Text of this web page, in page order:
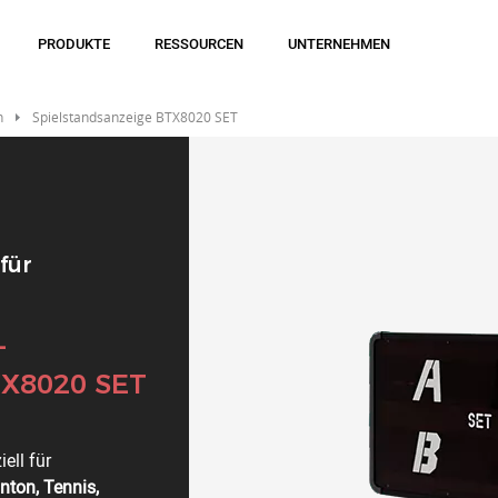
PRODUKTE RESSOURCEN UNTERNEHMEN
Spielstandsanzeige BTX8020 SET
SET
für
Tennis,